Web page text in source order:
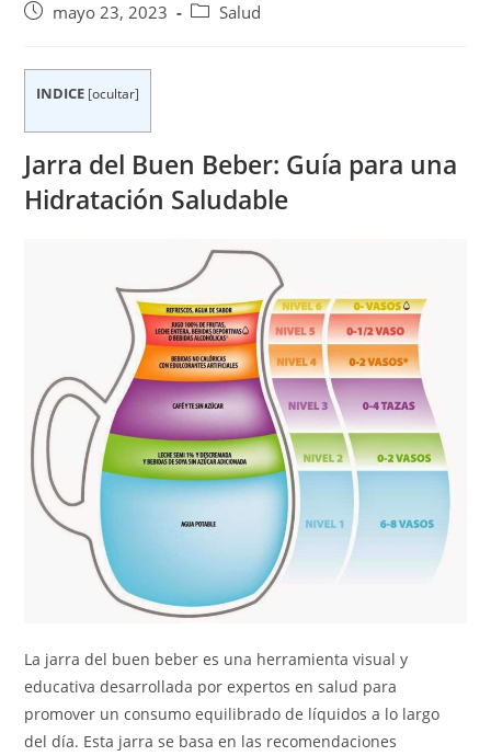
Publicación
mayo 23, 2023
Categoría
Salud
INDICE [ocultar]
Jarra del Buen Beber: Guía para una
Hidratación Saludable
La jarra del buen beber es una herramienta visual y
educativa desarrollada por expertos en salud para
promover un consumo equilibrado de líquidos a lo largo
del día. Esta jarra se basa en las recomendaciones